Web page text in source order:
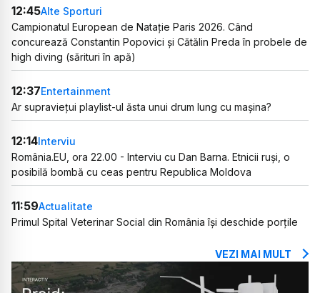
12:45Alte Sporturi
Campionatul European de Natație Paris 2026. Când
concurează Constantin Popovici și Cătălin Preda în probele de
high diving (sărituri în apă)
12:37Entertainment
Ar supraviețui playlist-ul ăsta unui drum lung cu mașina?
12:14Interviu
România.EU, ora 22.00 - Interviu cu Dan Barna. Etnicii ruși, o
posibilă bombă cu ceas pentru Republica Moldova
11:59Actualitate
Primul Spital Veterinar Social din România își deschide porțile
VEZI MAI MULT